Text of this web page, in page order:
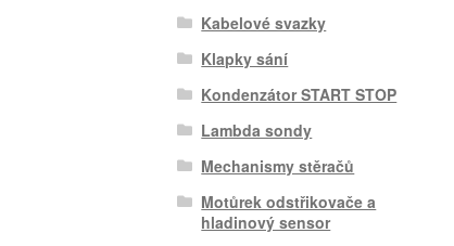
Kabelové svazky
Klapky sání
Kondenzátor START STOP
Lambda sondy
Mechanismy stěračů
Motůrek odstřikovače a
hladinový sensor